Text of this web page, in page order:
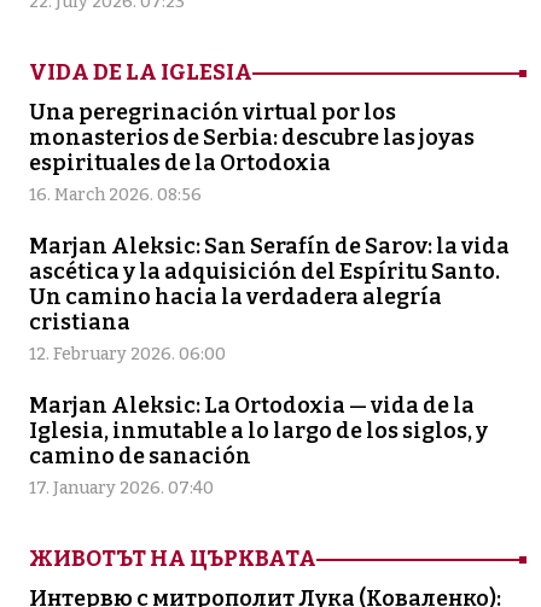
VIDA DE LA IGLESIA
Una peregrinación virtual por los
monasterios de Serbia: descubre las joyas
espirituales de la Ortodoxia
16. March 2026. 08:56
Marjan Aleksic: San Serafín de Sarov: la vida
ascética y la adquisición del Espíritu Santo.
Un camino hacia la verdadera alegría
cristiana
12. February 2026. 06:00
Marjan Aleksic: La Ortodoxia — vida de la
Iglesia, inmutable a lo largo de los siglos, y
camino de sanación
17. January 2026. 07:40
ЖИВОТЪТ НА ЦЪРКВАТА
Интервю с митрополит Лука (Коваленко):